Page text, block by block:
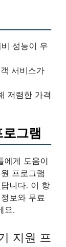
성능이 우
서비스가
저렴한 가격
그램
에게 도움이
프로그램
니다. 이 항
보와 무료
요.
지원 프